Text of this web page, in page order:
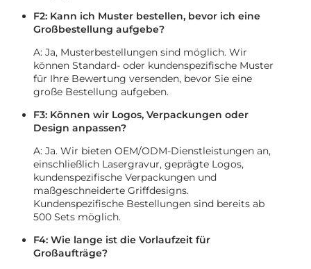
F2: Kann ich Muster bestellen, bevor ich eine
Großbestellung aufgebe?
A: Ja, Musterbestellungen sind möglich. Wir
können Standard- oder kundenspezifische Muster
für Ihre Bewertung versenden, bevor Sie eine
große Bestellung aufgeben.
F3: Können wir Logos, Verpackungen oder
Design anpassen?
A: Ja. Wir bieten OEM/ODM-Dienstleistungen an,
einschließlich Lasergravur, geprägte Logos,
kundenspezifische Verpackungen und
maßgeschneiderte Griffdesigns.
Kundenspezifische Bestellungen sind bereits ab
500 Sets möglich.
F4: Wie lange ist die Vorlaufzeit für
Großaufträge?